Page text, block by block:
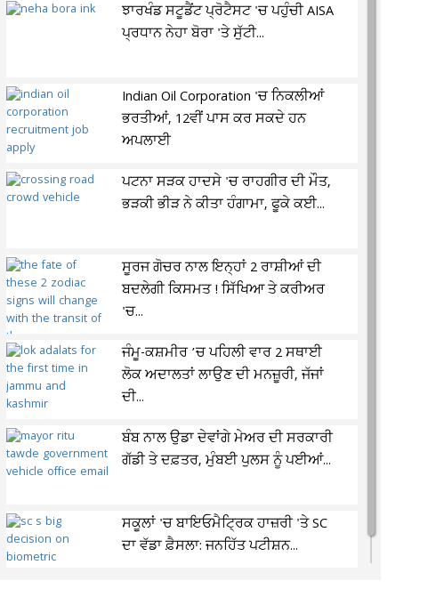
ਝਾਰਖੰਡ ਸਟੂਡੈਂਟ ਪ੍ਰੋਟੈਸਟ 'ਚ ਪਹੁੰਚੀ AISA
ਪ੍ਰਧਾਨ ਨੇਹਾ ਬੋਰਾ 'ਤੇ ਸੁੱਟੀ...
Indian Oil Corporation 'ਚ ਨਿਕਲੀਆਂ
ਭਰਤੀਆਂ, 12ਵੀਂ ਪਾਸ ਕਰ ਸਕਦੇ ਹਨ
ਅਪਲਾਈ
ਪਟਨਾ ਸੜਕ ਹਾਦਸੇ 'ਚ ਰਾਹਗੀਰ ਦੀ ਮੌਤ,
ਭੜਕੀ ਭੀੜ ਨੇ ਕੀਤਾ ਹੰਗਾਮਾ, ਫੂਕੇ ਕਈ...
ਸੂਰਜ ਗੋਚਰ ਨਾਲ ਇਨ੍ਹਾਂ 2 ਰਾਸ਼ੀਆਂ ਦੀ
ਬਦਲੇਗੀ ਕਿਸਮਤ ! ਸਿੱਖਿਆ ਤੇ ਕਰੀਅਰ
'ਚ...
ਜੰਮੂ-ਕਸ਼ਮੀਰ ’ਚ ਪਹਿਲੀ ਵਾਰ 2 ਸਥਾਈ
ਲੋਕ ਅਦਾਲਤਾਂ ਲਾਉਣ ਦੀ ਮਨਜ਼ੂਰੀ, ਜੱਜਾਂ
ਦੀ...
ਬੰਬ ਨਾਲ ਉਡਾ ਦੇਵਾਂਗੇ ਮੇਅਰ ਦੀ ਸਰਕਾਰੀ
ਗੱਡੀ ਤੇ ਦਫ਼ਤਰ, ਮੁੰਬਈ ਪੁਲਸ ਨੂੰ ਪਈਆਂ...
ਸਕੂਲਾਂ 'ਚ ਬਾਇਓਮੈਟ੍ਰਿਕ ਹਾਜ਼ਰੀ 'ਤੇ SC
ਦਾ ਵੱਡਾ ਫ਼ੈਸਲਾ: ਜਨਹਿੱਤ ਪਟੀਸ਼ਨ...